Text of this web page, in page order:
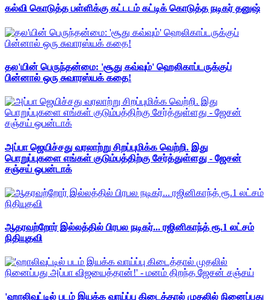
கல்வி கொடுத்த பள்ளிக்கு கட்டடம் கட்டிக் கொடுத்த நடிகர் தனுஷ்
தல'யின் பெருந்தன்மை: 'சூது கவ்வும்' ஹெலிகாப்டருக்குப்
பின்னால் ஒரு சுவாரஸ்யக் கதை!
அப்பா ஜெயிச்சது வரலாற்று சிறப்புமிக்க வெற்றி. இது
பொறுப்புகளை எங்கள் குடும்பத்திற்கு சேர்த்துள்ளது - ஜேசன்
சஞ்சய் ஒபன்டாக்
ஆதரவற்றோர் இல்லத்தில் பிரபல நடிகர்... ரஜினிகாந்த் ரூ.1 லட்சம்
நிதியுதவி
'ஹாலிவுட்டில் படம் இயக்க வாய்ப்பு கிடைத்தால் முதலில் நினைப்பது